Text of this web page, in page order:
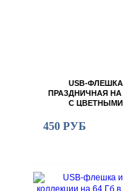
USB-ФЛЕШКА
ПРАЗДНИЧНАЯ НА
С ЦВЕТНЫМИ
450 РУБ